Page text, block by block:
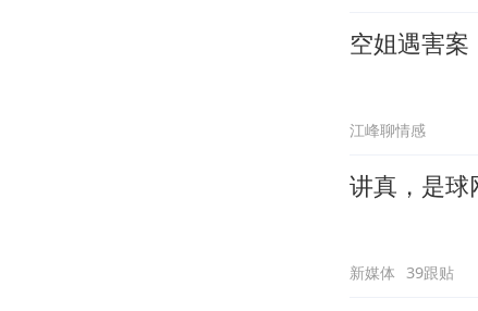
空姐遇害案
江峰聊情感
讲真，是球
新媒体 39跟贴